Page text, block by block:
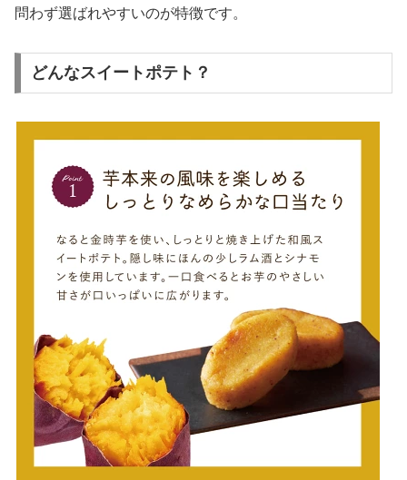
問わず選ばれやすいのが特徴です。
どんなスイートポテト？